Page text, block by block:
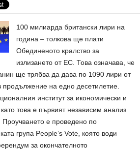
100 милиарда британски лири на
година – толкова ще плати
Обединеното кралство за
излизането от ЕС. Това означава, че
ще трябва да дава по 1090 лири от
на едно десетилетие.
институт за икономически и
това е първият независим анализ
Проучването е проведено по
група People’s Vote, която води
за окончателното